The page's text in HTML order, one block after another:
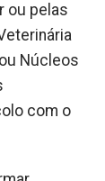
ou pelas
Núcleos
com o